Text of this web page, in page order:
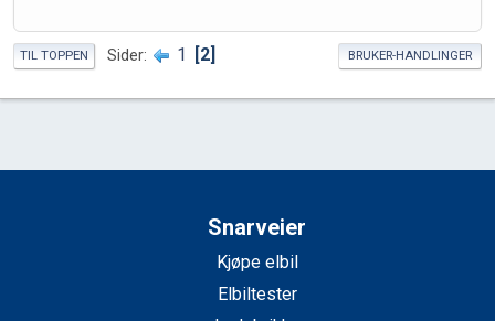
TIL TOPPEN Sider 1 2 BRUKER-HANDLINGER
Snarveier
Kjøpe elbil
Elbiltester